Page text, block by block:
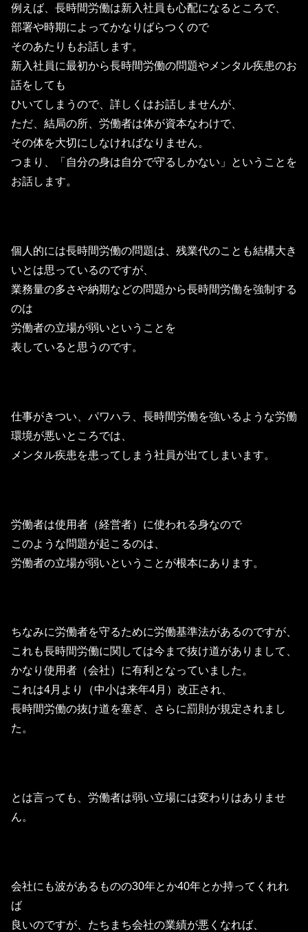
例えば、長時間労働は新入社員も心配になるところで、
部署や時期によってかなりばらつくので
そのあたりもお話します。
新入社員に最初から長時間労働の問題やメンタル疾患のお
話をしても
ひいてしまうので、詳しくはお話しませんが、
ただ、結局の所、労働者は体が資本なわけで、
その体を大切にしなければなりません。
つまり、「自分の身は自分で守るしかない」ということを
お話します。
個人的には長時間労働の問題は、残業代のことも結構大き
いとは思っているのですが、
業務量の多さや納期などの問題から長時間労働を強制する
のは
労働者の立場が弱いということを
表していると思うのです。
仕事がきつい、パワハラ、長時間労働を強いるような労働
環境が悪いところでは、
メンタル疾患を患ってしまう社員が出てしまいます。
労働者は使用者（経営者）に使われる身なので
このような問題が起こるのは、
労働者の立場が弱いということが根本にあります。
ちなみに労働者を守るために労働基準法があるのですが、
これも長時間労働に関しては今まで抜け道がありまして、
かなり使用者（会社）に有利となっていました。
これは4月より（中小は来年4月）改正され、
長時間労働の抜け道を塞ぎ、さらに罰則が規定されまし
た。
とは言っても、労働者は弱い立場には変わりはありませ
ん。
会社にも波があるものの30年とか40年とか持ってくれれ
ば
良いのですが、たちまち会社の業績が悪くなれば、